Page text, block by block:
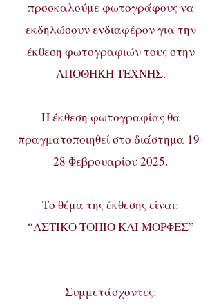
προσκαλούμε φωτογράφους να
εκδηλώσουν ενδιαφέρον για την
έκθεση φωτογραφιών τους στην
ΑΠΟΘΗΚΗ ΤΕΧΝΗΣ.
Η έκθεση φωτογραφίας θα
πραγματοποιηθεί στο διάστημα 19-
28 Φεβρουαρίου 2025.
Το θέμα της έκθεσης είναι:
“ΑΣΤΙΚΟ ΤΟΠΙΟ ΚΑΙ ΜΟΡΦΕΣ”
Συμμετάσχοντες: